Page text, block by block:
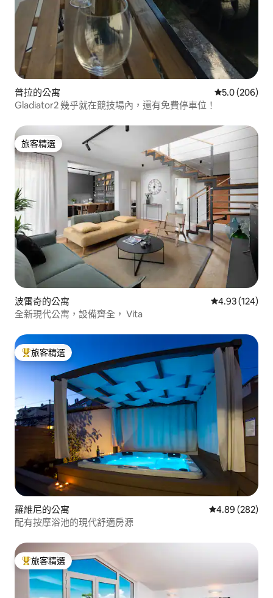
普拉的公寓 從 206 則評
5.0 (206)
Gladiator2 幾乎就在競技場內，還有免費停車位！
旅客精選
旅客精選
波雷奇的公寓 從 124 則評價
4.93 (124)
全新現代公寓，設備齊全， Vita
旅客精選榜首
旅客精選
羅維尼的公寓 從 282 則評價
4.89 (282)
配有按摩浴池的現代舒適房源
旅客精選榜首
旅客精選